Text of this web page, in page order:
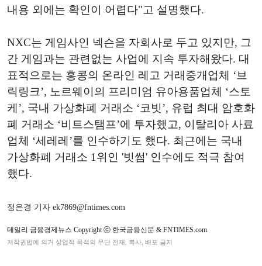
내용 외에는 확인이 어렵다"고 설명했다.
NXC는 게임사인 넥슨을 자회사로 두고 있지만, 그
간 게임과는 관련없는 사업에 지속 투자해왔다. 대
표적으로는 홍콩의 온라인 레고 거래중개업체 ‘브
릭링크’, 노르웨이의 프리미엄 유아용품업체 ‘스토
케’, 국내 가상화폐 거래소 ‘코빗’, 유럽 최대 암호화
폐 거래소 ‘비트스탬프’에 투자했고, 이탈리아 사료
업체 ‘세레레’를 인수하기도 했다. 최근에는 국내
가상화폐 거래소 1위인 '빗썸' 인수에도 적극 참여
했다.
정은경 기자 ek7869@fntimes.com
데일리 금융경제뉴스 Copyright ⓒ 한국금융신문 & FNTIMES.com
저작권법에 의거 상업적 목적의 무단 전재, 복사, 배포 금지